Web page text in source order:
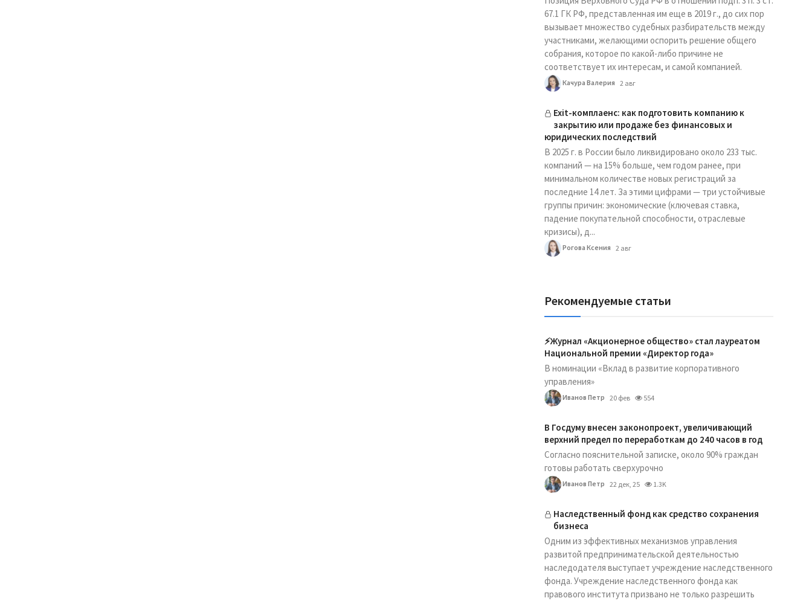
67.1 ГК РФ, представленная им еще в 2019 г., до сих пор
вызывает множество судебных разбирательств между
участниками, желающими оспорить решение общего
собрания, которое по какой-либо причине не
соответствует их интересам, и самой компанией.
Качура Валерия 2 авг
Exit-комплаенс: как подготовить компанию к
закрытию или продаже без финансовых и
юридических последствий
В 2025 г. в России было ликвидировано около 233 тыс.
компаний — на 15% больше, чем годом ранее, при
минимальном количестве новых регистраций за
последние 14 лет. За этими цифрами — три устойчивые
группы причин: экономические (ключевая ставка,
падение покупательной способности, отраслевые
кризисы), д...
Рогова Ксения 2 авг
Рекомендуемые статьи
⚡️Журнал «Акционерное общество» стал лауреатом
Национальной премии «Директор года»
В номинации «Вклад в развитие корпоративного
управления»
Иванов Петр 20 фев 554
В Госдуму внесен законопроект, увеличивающий
верхний предел по переработкам до 240 часов в год
Согласно пояснительной записке, около 90% граждан
готовы работать сверхурочно
Иванов Петр 22 дек, 25 1.3K
Наследственный фонд как средство сохранения
бизнеса
Одним из эффективных механизмов управления
развитой предпринимательской деятельностью
наследодателя выступает учреждение наследственного
фонда. Учреждение наследственного фонда как
правового института призвано не только разрешить